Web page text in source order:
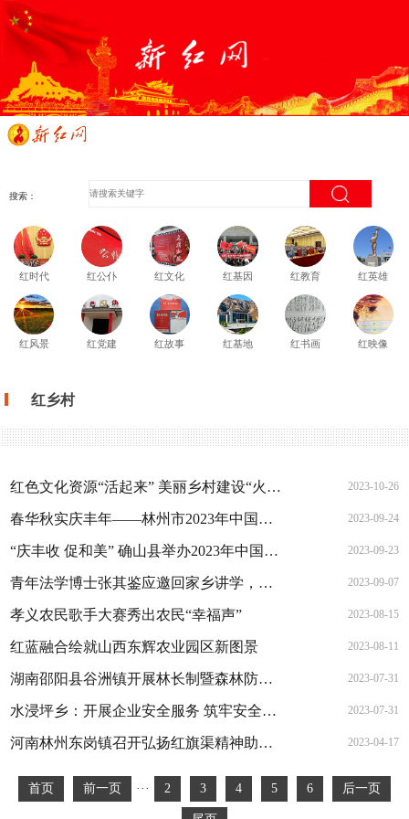
搜索：
红时代 红公仆 红文化 红基因 红教育 红英雄
红风景 红党建 红故事 红基地 红书画 红映像
红乡村
红色文化资源“活起来” 美丽乡村建设“火起来” 2023-10-26
春华秋实庆丰年——林州市2023年中国农民丰收节暨茶店镇第八届菊花文化节隆重开幕 2023-09-24
“庆丰收 促和美” 确山县举办2023年中国农民丰收节 2023-09-23
青年法学博士张其鉴应邀回家乡讲学，振兴家乡经济 2023-09-07
孝义农民歌手大赛秀出农民“幸福声” 2023-08-15
红蓝融合绘就山西东辉农业园区新图景 2023-08-11
湖南邵阳县谷洲镇开展林长制暨森林防火宣传活动 2023-07-31
水浸坪乡：开展企业安全服务 筑牢安全生产防线 2023-07-31
河南林州东岗镇召开弘扬红旗渠精神助力乡村振兴座谈会 2023-04-17
首页 前一页 ··· 2 3 4 5 6 后一页